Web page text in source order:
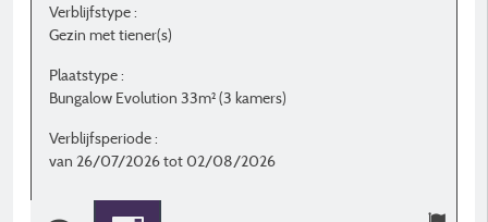
Verblijfstype :
Gezin met tiener(s)
Plaatstype :
Bungalow Evolution 33m² (3 kamers)
Verblijfsperiode :
van 26/07/2026 tot 02/08/2026